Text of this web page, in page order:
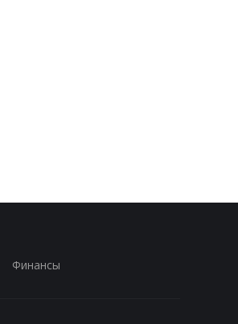
Финансы